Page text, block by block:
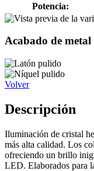
Potencia:
Acabado de metal
Volver
Descripción
Iluminación de cristal
más alta calidad. Los
ofreciendo un brillo
LED. Elaborados para